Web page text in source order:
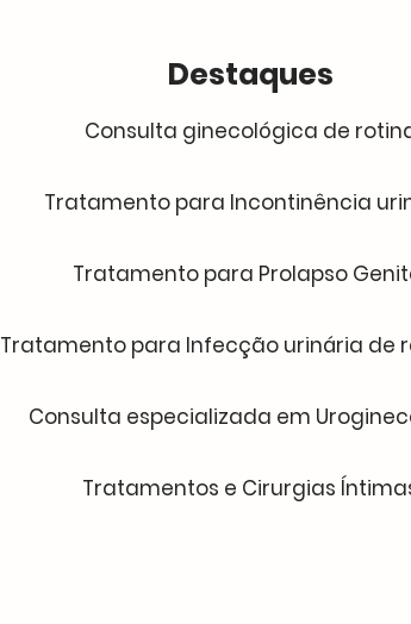
Destaques
Consulta ginecológica de
Tratamento para Incontinência
Tratamento para Prolapso
Tratamento para Infecção urinária de
Consulta especializada em
Tratamentos e Cirurgias